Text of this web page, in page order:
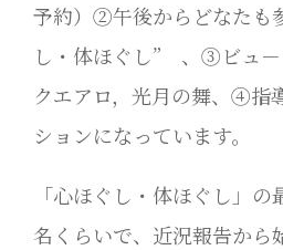
予約）②午後からどなたも
し・体ほぐし” 、③ビュ－
クエアロ，光月の舞、④指
ションになっています。
「心ほぐし・体ほぐし」
名くらいで、近況報告から